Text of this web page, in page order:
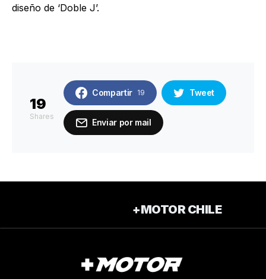
diseño de ‘Doble J’.
19
Shares
Compartir 19 Tweet
Enviar por mail
+MOTOR CHILE